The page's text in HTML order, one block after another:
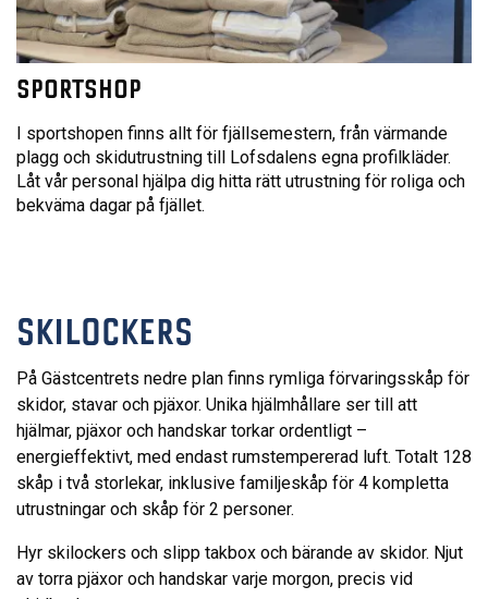
SPORTSHOP
I sportshopen finns allt för fjällsemestern, från värmande
plagg och skidutrustning till Lofsdalens egna profilkläder.
Låt vår personal hjälpa dig hitta rätt utrustning för roliga och
bekväma dagar på fjället.
SKILOCKERS
På Gästcentrets nedre plan finns rymliga förvaringsskåp för
skidor, stavar och pjäxor. Unika hjälmhållare ser till att
hjälmar, pjäxor och handskar torkar ordentligt –
energieffektivt, med endast rumstempererad luft. Totalt 128
skåp i två storlekar, inklusive familjeskåp för 4 kompletta
utrustningar och skåp för 2 personer.
Hyr skilockers och slipp takbox och bärande av skidor. Njut
av torra pjäxor och handskar varje morgon, precis vid